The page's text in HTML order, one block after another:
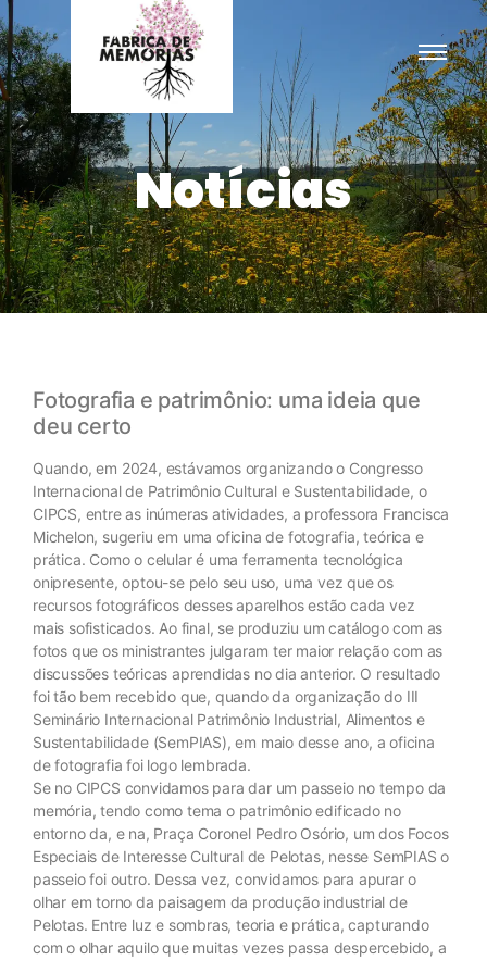
Notícias
Fotografia e patrimônio: uma ideia que
deu certo
Quando, em 2024, estávamos organizando o Congresso
Internacional de Patrimônio Cultural e Sustentabilidade, o
CIPCS, entre as inúmeras atividades, a professora Francisca
Michelon, sugeriu em uma oficina de fotografia, teórica e
prática. Como o celular é uma ferramenta tecnológica
onipresente, optou-se pelo seu uso, uma vez que os
recursos fotográficos desses aparelhos estão cada vez
mais sofisticados. Ao final, se produziu um catálogo com as
fotos que os ministrantes julgaram ter maior relação com as
discussões teóricas aprendidas no dia anterior. O resultado
foi tão bem recebido que, quando da organização do III
Seminário Internacional Patrimônio Industrial, Alimentos e
Sustentabilidade (SemPIAS), em maio desse ano, a oficina
de fotografia foi logo lembrada.
Se no CIPCS convidamos para dar um passeio no tempo da
memória, tendo como tema o patrimônio edificado no
entorno da, e na, Praça Coronel Pedro Osório, um dos Focos
Especiais de Interesse Cultural de Pelotas, nesse SemPIAS o
passeio foi outro. Dessa vez, convidamos para apurar o
olhar em torno da paisagem da produção industrial de
Pelotas. Entre luz e sombras, teoria e prática, capturando
com o olhar aquilo que muitas vezes passa despercebido, a